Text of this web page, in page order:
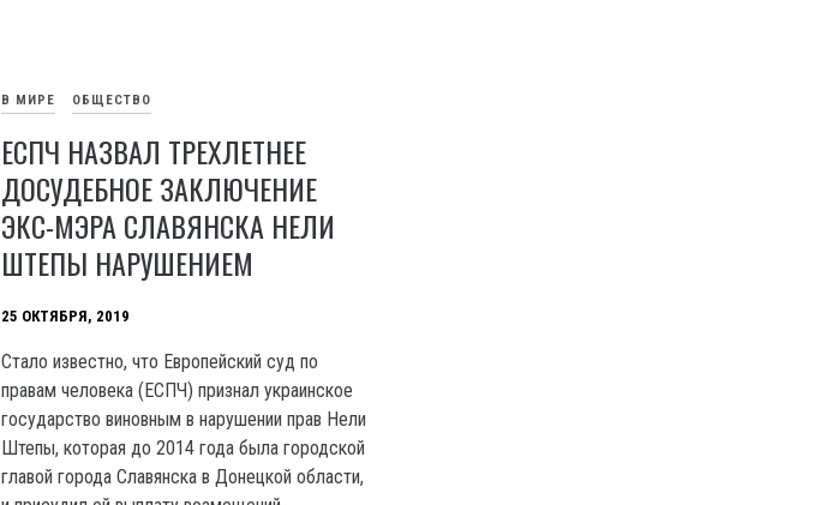
В МИРЕ ОБЩЕСТВО
ЕСПЧ НАЗВАЛ ТРЕХЛЕТНЕЕ
ДОСУДЕБНОЕ ЗАКЛЮЧЕНИЕ
ЭКС-МЭРА СЛАВЯНСКА НЕЛИ
ШТЕПЫ НАРУШЕНИЕМ
25 ОКТЯБРЯ, 2019
Стало известно, что Европейский суд по
правам человека (ЕСПЧ) признал украинское
государство виновным в нарушении прав Нели
Штепы, которая до 2014 года была городской
главой города Славянска в Донецкой области,